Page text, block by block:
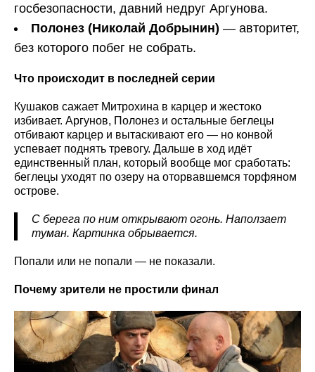
госбезопасности, давний недруг Аргунова.
Полонез (Николай Добрынин) — авторитет,
без которого побег не собрать.
Что происходит в последней серии
Кушаков сажает Митрохина в карцер и жестоко
избивает. Аргунов, Полонез и остальные беглецы
отбивают карцер и вытаскивают его — но конвой
успевает поднять тревогу. Дальше в ход идёт
единственный план, который вообще мог сработать:
беглецы уходят по озеру на оторвавшемся торфяном
острове.
С берега по ним открывают огонь. Наползает
туман. Картинка обрывается.
Попали или не попали — не показали.
Почему зрители не простили финал